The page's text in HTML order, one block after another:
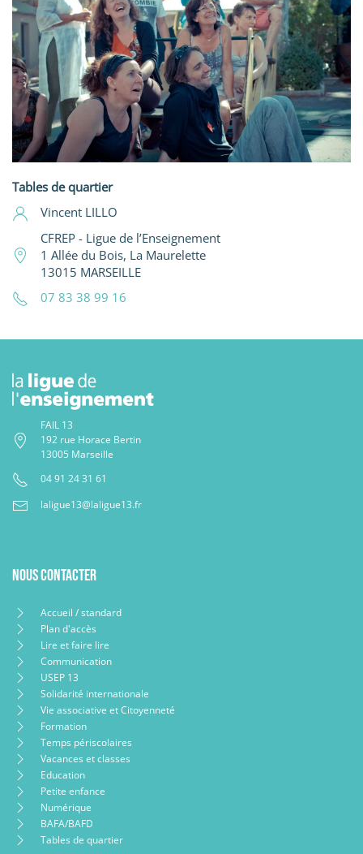
Tables de quartier
Vincent LILLO
CFREP - Ligue de l’Enseignement
1 Allée du Bois, La Maurelette
13015 MARSEILLE
07 83 38 99 16
FAIL 13
192 rue Horace Bertin
13005 Marseille
04 91 24 31 61
laligue13@laligue13.fr
Nous contacter
Accueil / standard
Plan d'accès
Lire et faire lire
Communication
USEP 13
Solidarité internationale
Vie associative et Citoyenneté
Formation
Temps périscolaires
Vacances et classes
Education
Petite enfance
Numérique
BAFA/BAFD
Tables de quartier